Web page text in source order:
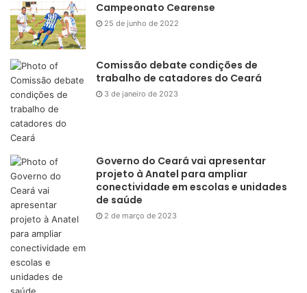
Campeonato Cearense
25 de junho de 2022
Comissão debate condições de
trabalho de catadores do Ceará
3 de janeiro de 2023
Governo do Ceará vai apresentar
projeto à Anatel para ampliar
conectividade em escolas e unidades
de saúde
2 de março de 2023